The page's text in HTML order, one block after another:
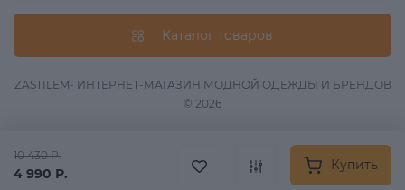
10 430 Р.
4 990 Р.
Купить
Информация о доставке
Оферта
Возврат товара
Каталог товаров
ZASTILEM- ИНТЕРНЕТ-МАГАЗИН МОДНОЙ ОДЕЖДЫ И БРЕНДОВ
© 2026